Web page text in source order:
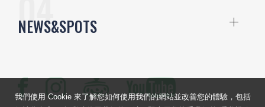
NEWS&SPOTS
我們使用 Cookie 來了解您如何使用我們的網站並改善您的體驗，包括